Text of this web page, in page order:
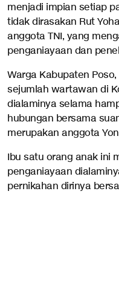
menjadi impian setiap
tidak dirasakan Rut
anggota TNI, yang
penganiayaan dan
Warga Kabupaten
sejumlah wartawan di
dialaminya selama
hubungan bersama
merupakan anggota
Ibu satu orang anak ini
penganiayaan
pernikahan dirinya